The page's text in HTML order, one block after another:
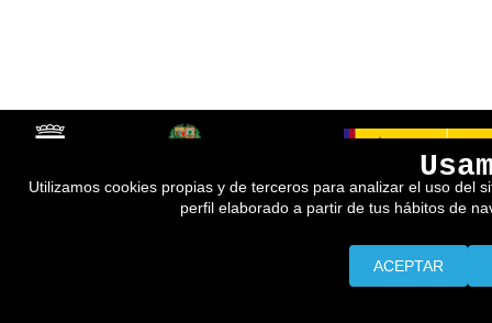
Utilizamos cookies propias y de terceros para analizar el uso del
perfil elaborado a partir de tus hábitos de
ACEPTAR